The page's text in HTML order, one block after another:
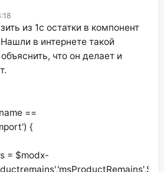
из 1с остатки в компонент
в интернете такой
что он делает и
==
{
= $modx-